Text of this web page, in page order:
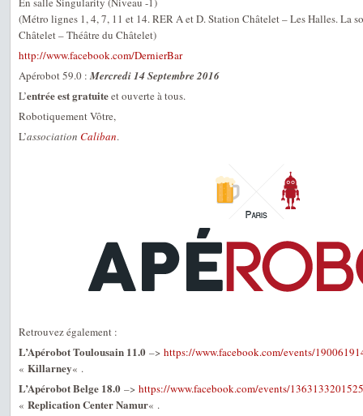
(Métro lignes 1, 4, 7, 11 et 14. RER A et D. Station Châtelet – Les Halles. La
Châtelet – Théâtre du Châtelet)
http://www.facebook.com/DernierBar
Apérobot 59.0 :Mercredi 14 Septembre 2016
L’entrée est gratuiteet ouverte à tous.
Robotiquement Vôtre,
L’association Caliban.
Retrouvez également :
L’Apérobot Toulousain 11.0 –> https://www.facebook.com/events/
« Killarney« .
L’Apérobot Belge 18.0 –> https://www.facebook.com/events/
« Replication Center Namur« .